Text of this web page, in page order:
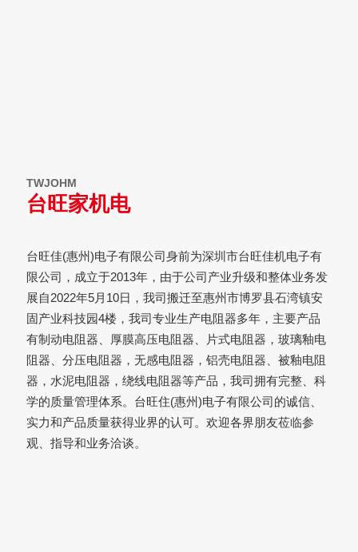
TWJOHM
台旺家机电
台旺佳(惠州)电子有限公司身前为深圳市台旺佳机电子有
限公司，成立于2013年，由于公司产业升级和整体业务发
展自2022年5月10日，我司搬迁至惠州市博罗县石湾镇安
固产业科技园4楼，我司专业生产电阻器多年，主要产品
有制动电阻器、厚膜高压电阻器、片式电阻器，玻璃釉电
阻器、分压电阻器，无感电阻器，铝壳电阻器、被釉电阻
器，水泥电阻器，绕线电阻器等产品，我司拥有完整、科
学的质量管理体系。台旺住(惠州)电子有限公司的诚信、
实力和产品质量获得业界的认可。欢迎各界朋友莅临参
观、指导和业务洽谈。